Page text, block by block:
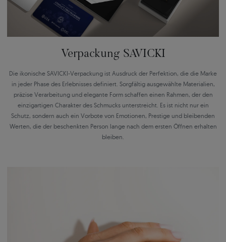
Verpackung SAVICKI
Die ikonische SAVICKI-Verpackung ist Ausdruck der Perfektion, die die Marke
in jeder Phase des Erlebnisses definiert. Sorgfältig ausgewählte Materialien,
präzise Verarbeitung und elegante Form schaffen einen Rahmen, der den
einzigartigen Charakter des Schmucks unterstreicht. Es ist nicht nur ein
Schutz, sondern auch ein Vorbote von Emotionen, Prestige und bleibenden
Werten, die der beschenkten Person lange nach dem ersten Öffnen erhalten
bleiben.